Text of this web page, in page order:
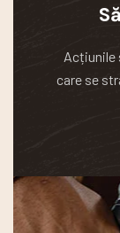
Acțiunile
care se